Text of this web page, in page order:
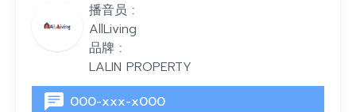
播音员 :
AllLiving
品牌 :
LALIN PROPERTY
000-xxx-x000